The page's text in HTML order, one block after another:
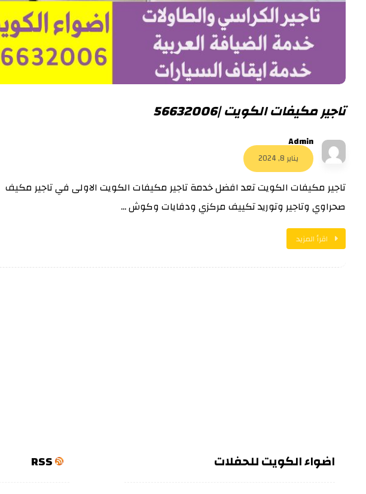
تاجير مكيفات الكويت |56632006
Admin
يناير 8, 2024
تاجير مكيفات الكويت تعد افضل خدمة تاجير مكيفات الكويت الاولى في تاجير مكيف
صحراوي وتاجير وتوريد تكييف مركزي ودفايات وكوش ...
اقرأ المزيد
اضواء الكويت للحفلات RSS